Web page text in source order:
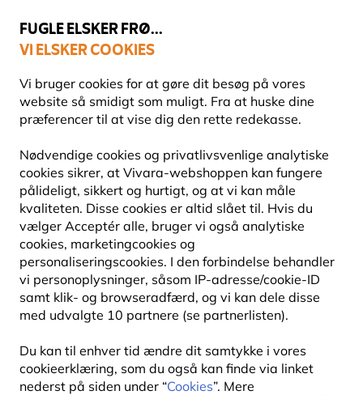
FUGLE ELSKER FRØ...
VI ELSKER COOKIES
Vi bruger cookies for at gøre dit besøg på vores
website så smidigt som muligt. Fra at huske dine
præferencer til at vise dig den rette redekasse.
Nødvendige cookies og privatlivsvenlige analytiske
cookies sikrer, at Vivara-webshoppen kan fungere
pålideligt, sikkert og hurtigt, og at vi kan måle
kvaliteten. Disse cookies er altid slået til. Hvis du
vælger Acceptér alle, bruger vi også analytiske
cookies, marketingcookies og
personaliseringscookies. I den forbindelse behandler
vi personoplysninger, såsom IP-adresse/cookie-ID
samt klik- og browseradfærd, og vi kan dele disse
med udvalgte 10 partnere (se partnerlisten).
Du kan til enhver tid ændre dit samtykke i vores
cookieerklæring, som du også kan finde via linket
nederst på siden under “Cookies”. Mere
Fri fragt over 499 kr.